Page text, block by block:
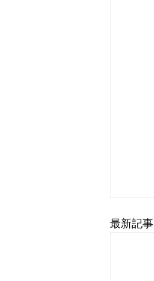
最新記事